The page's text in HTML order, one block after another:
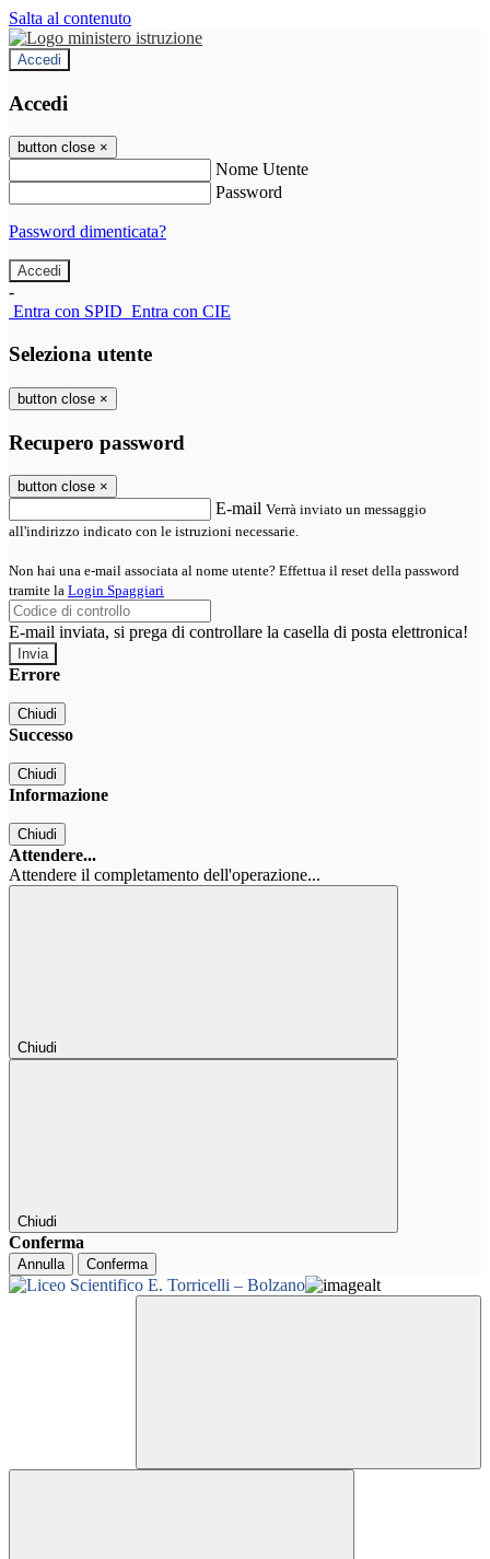
Salta al contenuto
Accedi
Accedi
button close ×
Nome Utente
Password
Password dimenticata?
-
Entra con SPID Entra con CIE
Seleziona utente
button close ×
Recupero password
button close ×
E-mail Verrà inviato un messaggio
all'indirizzo indicato con le istruzioni necessarie.
Non hai una e-mail associata al nome utente? Effettua il reset della password
tramite la Login Spaggiari
E-mail inviata, si prega di controllare la casella di posta elettronica!
Errore
Chiudi
Successo
Chiudi
Informazione
Chiudi
Attendere...
Attendere il completamento dell'operazione...
Chiudi
Chiudi
Conferma
Annulla Conferma